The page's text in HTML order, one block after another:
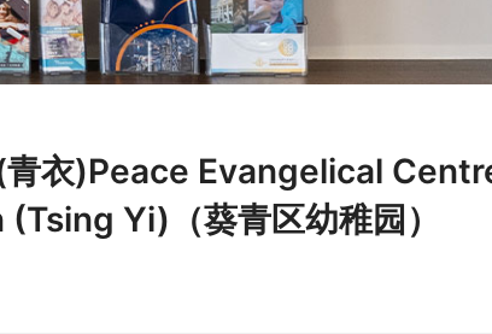
青衣)Peace Evangelical
Yi)（葵青区幼稚园）